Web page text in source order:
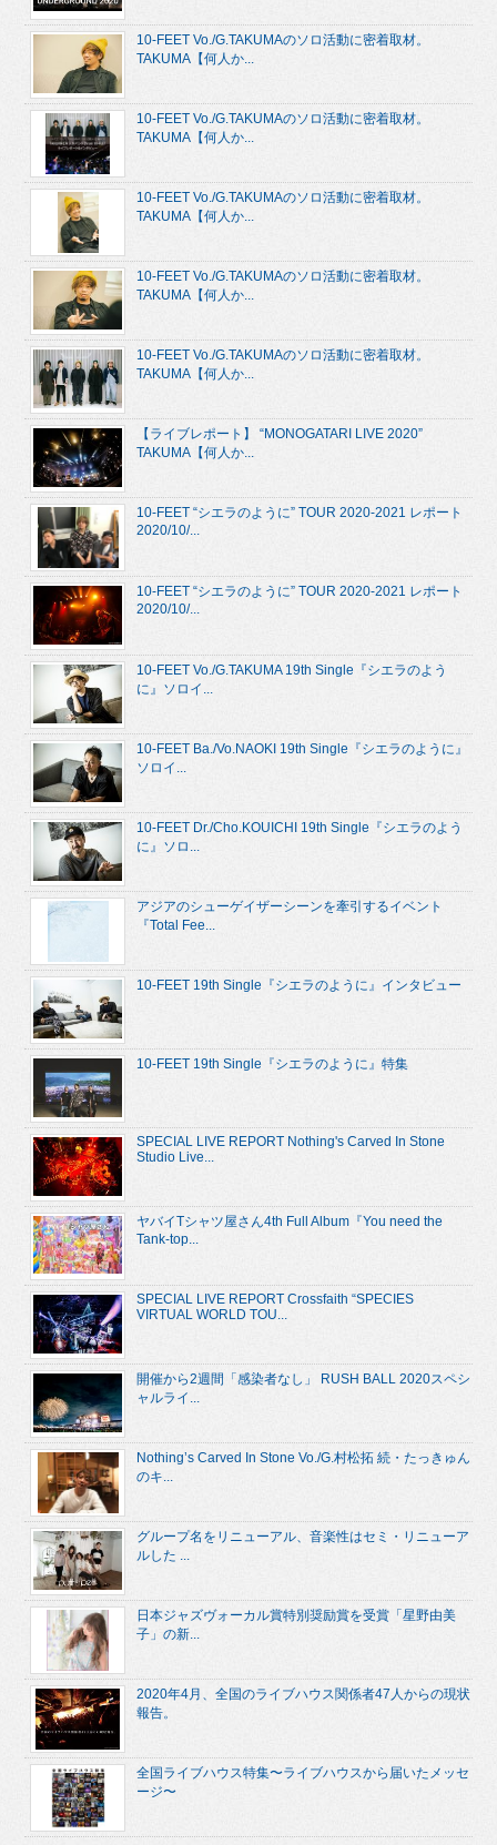
10-FEET Vo./G.TAKUMAのソロ活動に密着取材。
TAKUMA【何人か...
10-FEET Vo./G.TAKUMAのソロ活動に密着取材。
TAKUMA【何人か...
10-FEET Vo./G.TAKUMAのソロ活動に密着取材。
TAKUMA【何人か...
10-FEET Vo./G.TAKUMAのソロ活動に密着取材。
TAKUMA【何人か...
10-FEET Vo./G.TAKUMAのソロ活動に密着取材。
TAKUMA【何人か...
【ライブレポート】 “MONOGATARI LIVE 2020”
TAKUMA【何人か...
10-FEET “シエラのように” TOUR 2020-2021 レポート
2020/10/...
10-FEET “シエラのように” TOUR 2020-2021 レポート
2020/10/...
10-FEET Vo./G.TAKUMA 19th Single『シエラのよう
に』ソロイ...
10-FEET Ba./Vo.NAOKI 19th Single『シエラのように』
ソロイ...
10-FEET Dr./Cho.KOUICHI 19th Single『シエラのよう
に』ソロ...
アジアのシューゲイザーシーンを牽引するイベント
『Total Fee...
10-FEET 19th Single『シエラのように』インタビュー
10-FEET 19th Single『シエラのように』特集
SPECIAL LIVE REPORT Nothing's Carved In Stone
Studio Live...
ヤバイTシャツ屋さん4th Full Album『You need the
Tank-top...
SPECIAL LIVE REPORT Crossfaith “SPECIES
VIRTUAL WORLD TOU...
開催から2週間「感染者なし」 RUSH BALL 2020スペシ
ャルライ...
Nothing’s Carved In Stone Vo./G.村松拓 続・たっきゅん
のキ...
グループ名をリニューアル、音楽性はセミ・リニューア
ルした ...
日本ジャズヴォーカル賞特別奨励賞を受賞「星野由美
子」の新...
2020年4月、全国のライブハウス関係者47人からの現状
報告。
全国ライブハウス特集〜ライブハウスから届いたメッセ
ージ〜